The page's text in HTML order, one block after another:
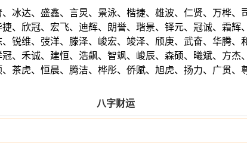
达、盛鑫、言炅、景泳、楷捷、雄波、仁贤、万桦、
、欣冠、宏飞、迪辉、朗誉、瑎景、铎元、冠诚、霜辉
维、弢洋、滕泽、峻宏、竣泽、颀庚、武奋、华腾、
、禾诚、建恒、浩飙、智飒、峻辰、森硕、曦斌、方杰
虎、恒晨、腾洁、桦彤、侨赋、旭虎、扬力、广贯、
八字财运